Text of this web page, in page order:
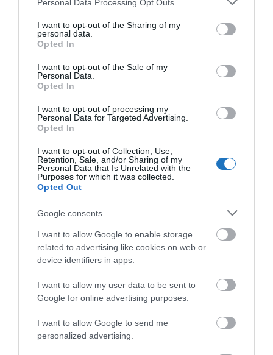
not limited to your visit or usage behaviour. You may click to
grant or deny consent to Google and its third-party tags to
use your data for below specified purposes in below Google
consent section.
Personal Data Processing Opt Outs
I want to opt-out of the Sharing of my
personal data.
Opted In
I want to opt-out of the Sale of my
Personal Data.
Opted In
I want to opt-out of processing my
Personal Data for Targeted Advertising.
Opted In
I want to opt-out of Collection, Use,
Retention, Sale, and/or Sharing of my
Personal Data that Is Unrelated with the
Purposes for which it was collected.
Opted Out
Google consents
I want to allow Google to enable storage
related to advertising like cookies on web or
device identifiers in apps.
I want to allow my user data to be sent to
Google for online advertising purposes.
I want to allow Google to send me
personalized advertising.
elérhetők.